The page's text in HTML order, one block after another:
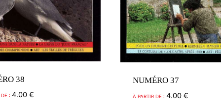
page
du
produit
38
DE : 4.00 €
NUMÉRO 37
À PARTIR DE : 4.00 €